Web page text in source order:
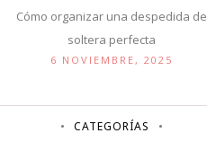
Cómo organizar una despedida de
soltera perfecta
6 NOVIEMBRE, 2025
CATEGORÍAS